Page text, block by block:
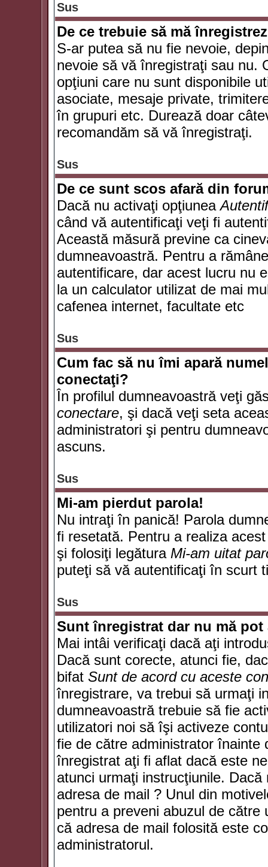
Sus
De ce trebuie să mă
S-ar putea să nu fie nevoie,
nevoie să vă înregistraţi sau nu.
opţiuni care nu sunt disponibile
asociate, mesaje private,
în grupuri etc. Durează doar
recomandăm să vă înregistraţi.
Sus
De ce sunt scos afară din
Dacă nu activaţi opţiunea
când vă autentificaţi veţi fi
Această măsură previne ca
dumneavoastră. Pentru a
autentificare, dar acest lucru nu
la un calculator utilizat de mai
cafenea internet, facultate etc
Sus
Cum fac să nu îmi apară
conectaţi?
În profilul dumneavoastră veţi
conectare, şi dacă veţi seta
administratori şi pentru
ascuns.
Sus
Mi-am pierdut parola!
Nu intraţi în panică! Parola
fi resetată. Pentru a realiza
şi folosiţi legătura Mi-am uitat
puteţi să vă autentificaţi în scurt
Sus
Sunt înregistrat dar nu mă
Mai intâi verificaţi dacă aţi
Dacă sunt corecte, atunci fie,
bifat Sunt de acord cu aceste
înregistrare, va trebui să urmaţi
dumneavoastră trebuie să fie
utilizatori noi să îşi activeze
fie de către administrator înainte
înregistrat aţi fi aflat dacă este
atunci urmaţi instrucţiunile.
adresa de mail ? Unul din
pentru a preveni abuzul de către
că adresa de mail folosită este
administratorul.